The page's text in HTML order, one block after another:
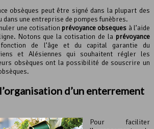
obsèques peut être signé dans la plupart des
dans une entreprise de pompes funèbres.
une cotisation prévoyance obsèques à l’aide
Notons que la cotisation de la prévoyance
de l’âge et du capital garantie du
et Alésiennes qui souhaitent régler les
obsèques ont la possibilité de souscrire un
d’un enterrement
Pour faciliter